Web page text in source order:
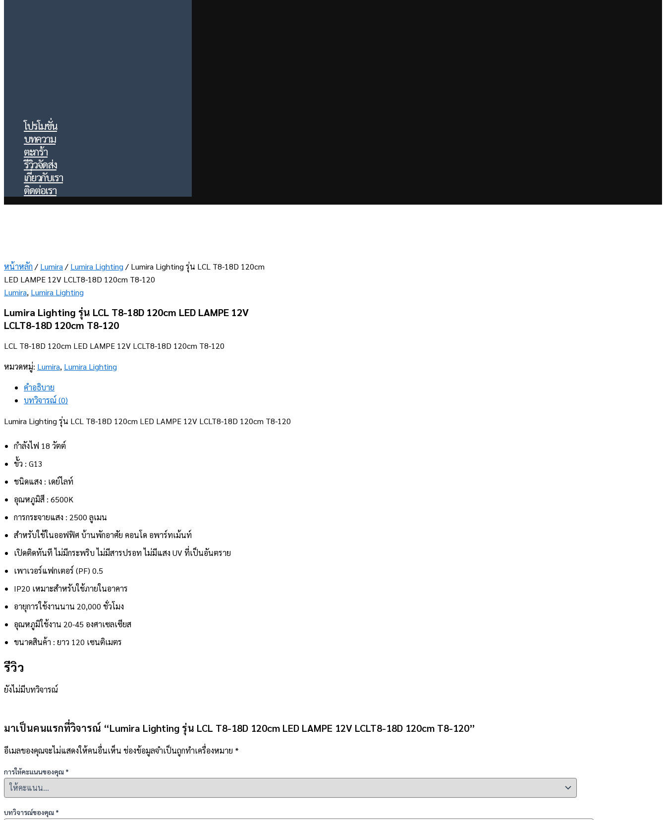
โปรโมชั่น
บทความ
ตะกร้า
รีวิวจัดส่ง
เกี่ยวกับเรา
ติดต่อเรา
หน้าหลัก / Lumira/ Lumira Lighting / Lumira Lighting รุ่น LCL T8-18D 120cm
LED LAMPE 12V LCLT8-18D 120cm T8-120
Lumira, Lumira Lighting
Lumira Lighting รุ่น LCL T8-18D 120cm LED LAMPE 12V
LCLT8-18D 120cm T8-120
LCL T8-18D 120cm LED LAMPE 12V LCLT8-18D 120cm T8-120
หมวดหมู่: Lumira, Lumira Lighting
คำอธิบาย
บทวิจารณ์ (0)
Lumira Lighting รุ่น LCL T8-18D 120cm LED LAMPE 12V LCLT8-18D 120cm T8-120
กำลังไฟ 18 วัตต์
ขั้ว : G13
ชนิดแสง : เดย์ไลท์
อุณหภูมิสี : 6500K
การกระจายแสง : 2500 ลูเมน
สำหรับใช้ในออฟฟิศ บ้านพักอาศัย คอนโด อพาร์ทเม้นท์
เปิดติดทันที ไม่มีกระพริบ ไม่มีสารปรอท ไม่มีแสง UV ที่เป็นอันตราย
เพาเวอร์แฟกเตอร์ (PF) 0.5
IP20 เหมาะสำหรับใช้ภายในอาคาร
อายุการใช้งานนาน 20,000 ชั่วโมง
อุณหภูมิใช้งาน 20-45 องศาเซลเซียส
ขนาดสินค้า : ยาว 120 เซนติเมตร
รีวิว
ยังไม่มีบทวิจารณ์
มาเป็นคนแรกที่วิจารณ์ “Lumira Lighting รุ่น LCL T8-18D 120cm LED LAMPE 12V LCLT8-18D 120cm T8-120”
อีเมลของคุณจะไม่แสดงให้คนอื่นเห็น ช่องข้อมูลจำเป็นถูกทำเครื่องหมาย *
การให้คะแนนของคุณ *
บทวิจารณ์ของคุณ *